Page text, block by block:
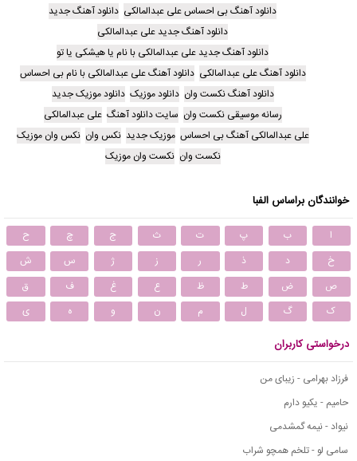
دانلود آهنگ بی احساس علی عبدالمالکی دانلود آهنگ جدید
دانلود آهنگ جدید علی عبدالمالکی
دانلود آهنگ جدید علی عبدالمالکی با نام یا هیشکی یا تو
دانلود آهنگ علی عبدالمالکی دانلود آهنگ علی عبدالمالکی با نام بی احساس
دانلود آهنگ نکست وان دانلود موزیک دانلود موزیک جدید
رسانه موسیقی نکست وان سایت دانلود آهنگ علی عبدالمالکی
علی عبدالمالکی آهنگ بی احساس موزیک جدید نکس وان نکس وان موزیک
نکست وان نکست وان موزیک
خوانندگان براساس الفبا
ا ب پ ت ث ج چ
ح
خ
د ذ ر ز ژ س
ش
ص
ض ط ظ ع غ ف
ق
ک
گ ل م ن و ه ی
درخواستی کاربران
فرزاد بهرامی - زیبای من
حامیم - یکیو دارم
نیواد - نیمه گمشدمی
سامی لو - تلخم همچو شراب